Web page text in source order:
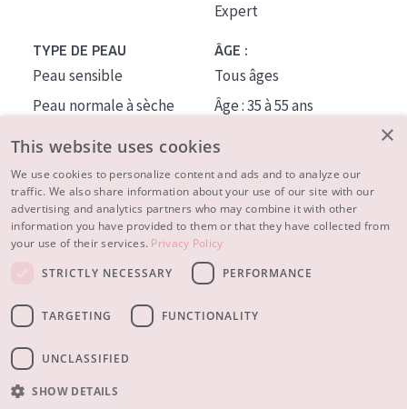
Expert
TYPE DE PEAU
Peau sensible
Peau normale à sèche
Peau mixte ou grasse
Peau mature
Peau ménopausée
ÂGE :
Tous âges
Âge : 35 à 55 ans
À PROPOS
CONSEILS BEAUTÉ
×
This website uses cookies
We use cookies to personalize content and ads and to analyze our
traffic. We also share information about your use of our site with our
advertising and analytics partners who may combine it with other
information you have provided to them or that they have collected from
your use of their services. Privacy Policy
STRICTLY NECESSARY
PERFORMANCE
TARGETING FUNCTIONALITY
UNCLASSIFIED
SHOW DETAILS